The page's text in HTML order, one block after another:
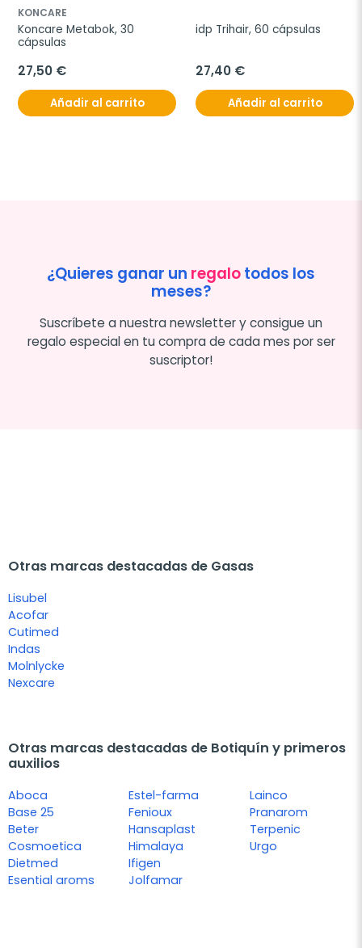
KONCARE
Koncare Metabok, 30
cápsulas
27,50 €
Añadir al carrito
idp Trihair, 60 cápsulas
27,40 €
Añadir al carrito
¿Quieres ganar un regalotodos los
meses?
Suscríbete a nuestra newsletter y consigue un
regalo especial en tu compra de cada mes por ser
suscriptor!
Otras marcas destacadas de Gasas
Lisubel
Acofar
Cutimed
Indas
Molnlycke
Nexcare
Otras marcas destacadas de Botiquín y primeros
auxilios
Aboca
Base 25
Beter
Cosmoetica
Dietmed
Esential aroms
Estel-farma
Fenioux
Hansaplast
Himalaya
Ifigen
Jolfamar
Lainco
Pranarom
Terpenic
Urgo